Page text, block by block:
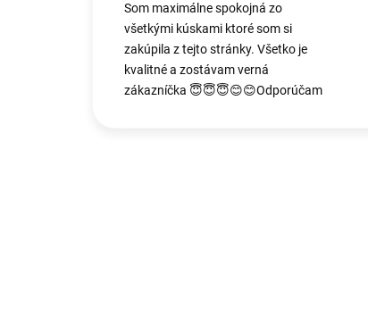
Som maximálne spokojná zo
všetkými kúskami ktoré som si
zakúpila z tejto stránky. Všetko je
kvalitné a zostávam verná
zákazníčka 😇😇😇😊😊Odporúčam